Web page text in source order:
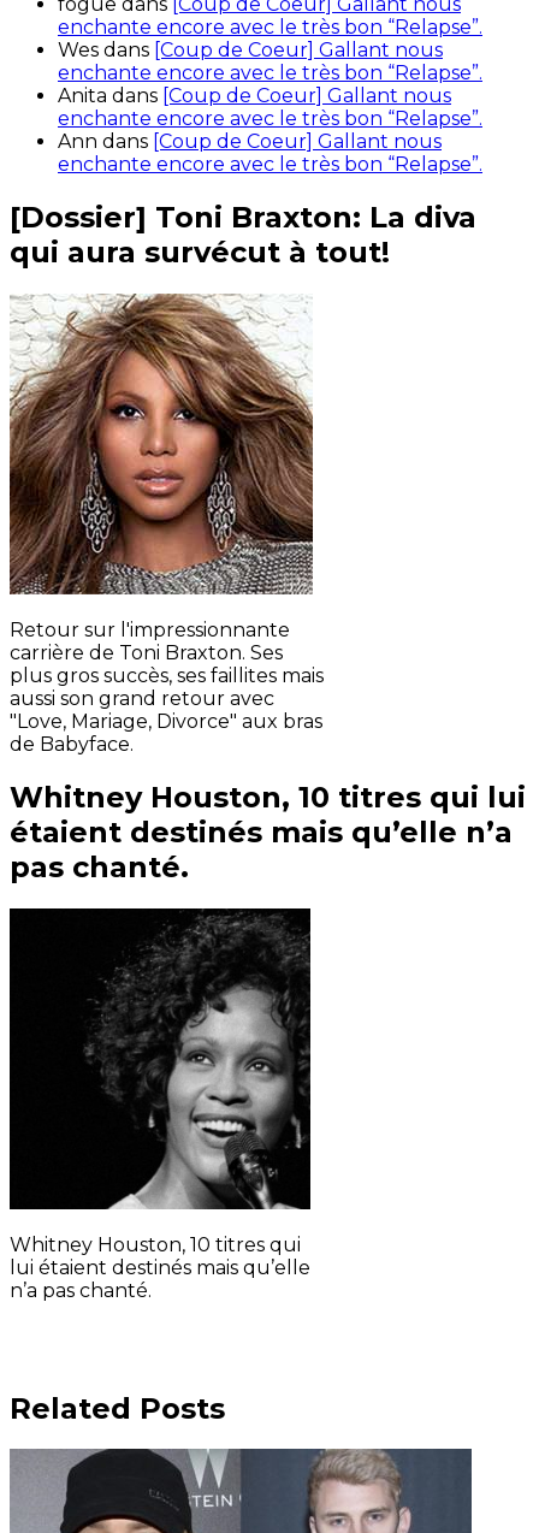
enchante encore avec le très bon “Relapse”.
Wes dans [Coup de Coeur] Gallant nous
enchante encore avec le très bon “Relapse”.
Anita dans [Coup de Coeur] Gallant nous
enchante encore avec le très bon “Relapse”.
Ann dans [Coup de Coeur] Gallant nous
enchante encore avec le très bon “Relapse”.
[Dossier] Toni Braxton: La diva
qui aura survécut à tout!
Retour sur l'impressionnante
carrière de Toni Braxton. Ses
plus gros succès, ses faillites mais
aussi son grand retour avec
"Love, Mariage, Divorce" aux bras
de Babyface.
Whitney Houston, 10 titres qui lui
étaient destinés mais qu’elle n’a
pas chanté.
Whitney Houston, 10 titres qui
lui étaient destinés mais qu’elle
n’a pas chanté.
Related Posts